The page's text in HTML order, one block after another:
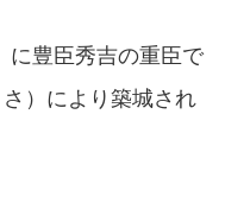
に豊臣秀吉の重臣で
）により築城され